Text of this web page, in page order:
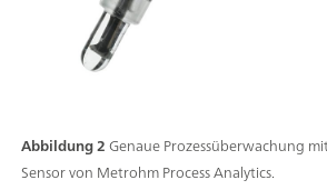
Abbildung 2Genaue Prozessüberwachung
Sensor von Metrohm Process Analytics.